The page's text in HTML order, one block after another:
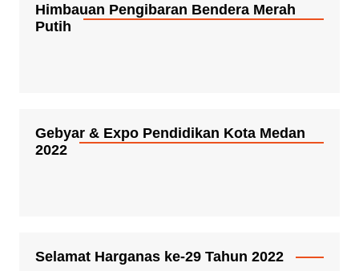
Himbauan Pengibaran Bendera Merah
Putih
Gebyar & Expo Pendidikan Kota Medan
2022
Selamat Harganas ke-29 Tahun 2022